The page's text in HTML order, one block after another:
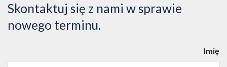
Skontaktuj się z nami w sprawie
nowego terminu.
Imię